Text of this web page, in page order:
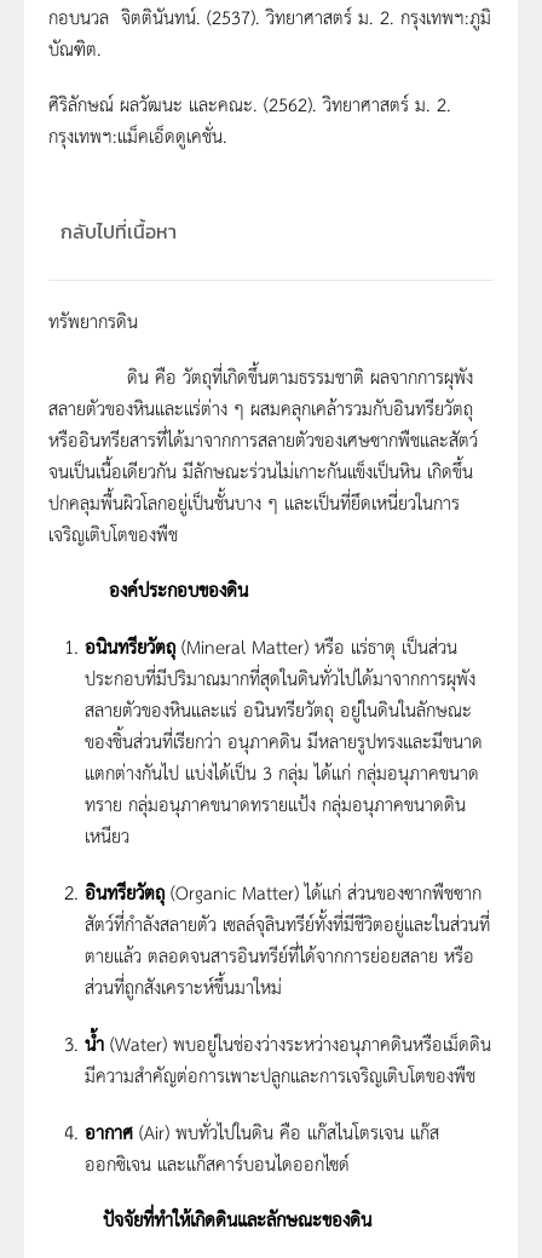
กอบนวล จิตตินันทน์. (2537). วิทยาศาสตร์ ม. 2. กรุงเทพฯ:ภูมิ
บัณฑิต.
ศิริลักษณ์ ผลวัฒนะ และคณะ. (2562). วิทยาศาสตร์ ม. 2.
กรุงเทพฯ:แม็คเอ็ดดูเคชั่น.
กลับไปที่เนื้อหา
ทรัพยากรดิน
ดิน คือ วัตถุที่เกิดขึ้นตามธรรมชาติ ผลจากการผุพัง
สลายตัวของหินและแร่ต่าง ๆ ผสมคลุกเคล้ารวมกับอินทรียวัตถุ
หรืออินทรียสารที่ได้มาจากการสลายตัวของเศษซากพืชและสัตว์
จนเป็นเนื้อเดียวกัน มีลักษณะร่วนไม่เกาะกันแข็งเป็นหิน เกิดขึ้น
ปกคลุมพื้นผิวโลกอยู่เป็นชั้นบาง ๆ และเป็นที่ยึดเหนี่ยวในการ
เจริญเติบโตของพืช
องค์ประกอบของดิน
อนินทรียวัตถุ (Mineral Matter) หรือ แร่ธาตุ เป็นส่วน
ประกอบที่มีปริมาณมากที่สุดในดินทั่วไปได้มาจากการผุพัง
สลายตัวของหินและแร่ อนินทรียวัตถุ อยู่ในดินในลักษณะ
ของชิ้นส่วนที่เรียกว่า อนุภาคดิน มีหลายรูปทรงและมีขนาด
แตกต่างกันไป แบ่งได้เป็น 3 กลุ่ม ได้แก่ กลุ่มอนุภาคขนาด
ทราย กลุ่มอนุภาคขนาดทรายแป้ง กลุ่มอนุภาคขนาดดิน
เหนียว
อินทรียวัตถุ (Organic Matter) ได้แก่ ส่วนของซากพืชซาก
สัตว์ที่กำลังสลายตัว เซลล์จุลินทรีย์ทั้งที่มีชีวิตอยู่และในส่วนที่
ตายแล้ว ตลอดจนสารอินทรีย์ที่ได้จากการย่อยสลาย หรือ
ส่วนที่ถูกสังเคราะห์ขึ้นมาใหม่
น้ำ (Water) พบอยู่ในช่องว่างระหว่างอนุภาคดินหรือเม็ดดิน
มีความสำคัญต่อการเพาะปลูกและการเจริญเติบโตของพืช
อากาศ (Air) พบทั่วไปในดิน คือ แก๊สไนโตรเจน แก๊ส
ออกซิเจน และแก๊สคาร์บอนไดออกไซด์
ปัจจัยที่ทำให้เกิดดินและลักษณะของดิน